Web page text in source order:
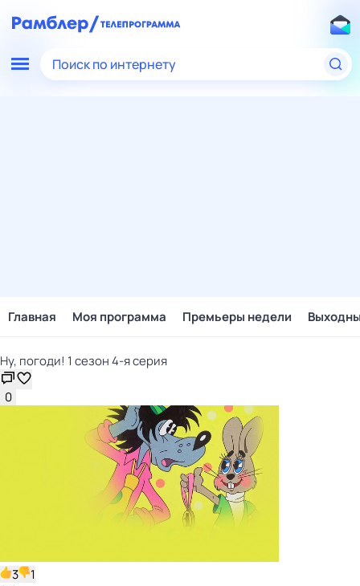
Поиск по интернету
Главная Моя программа Премьеры недели
Ну, погоди! 1 сезон 4-я серия
0
3
1